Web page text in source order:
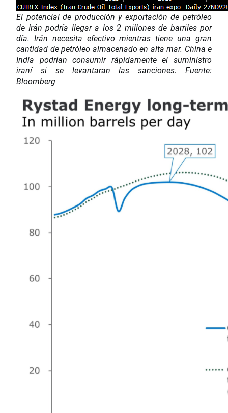
El potencial de producción y exportación de petróleo
de Irán podría llegar a los 2 millones de barriles por
día. Irán necesita efectivo mientras tiene una gran
cantidad de petróleo almacenado en alta mar. China e
India podrían consumir rápidamente el suministro
iraní si se levantaran las sanciones. Fuente:
Bloomberg